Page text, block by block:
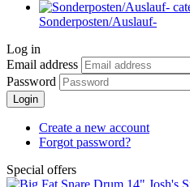
Sonderposten/Auslauf-
Log in
Email address
Password
Login
Create a new account
Forgot password?
Special offers